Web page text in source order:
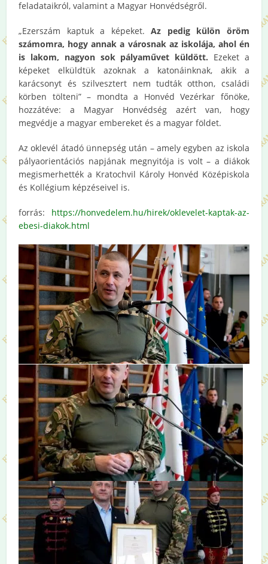
feladataikról, valamint a Magyar Honvédségről.
„Ezerszám kaptuk a képeket.Az pedig külön öröm
számomra, hogy annak a városnak az iskolája, ahol én
is lakom, nagyon sok pályaművet küldött. Ezeket a
képeket elküldtük azoknak a katonáinknak, akik a
karácsonyt és szilvesztert nem tudták otthon, családi
körben tölteni” – mondta a Honvéd Vezérkar főnöke,
hozzátéve: a Magyar Honvédség azért van, hogy
megvédje a magyar embereket és a magyar földet.
Az oklevél átadó ünnepség után – amely egyben az iskola
pályaorientációs napjának megnyitója is volt – a diákok
megismerhették a Kratochvil Károly Honvéd Középiskola
és Kollégium képzéseivel is.
forrás: https://honvedelem.hu/hirek/oklevelet-kaptak-az-
ebesi-diakok.html